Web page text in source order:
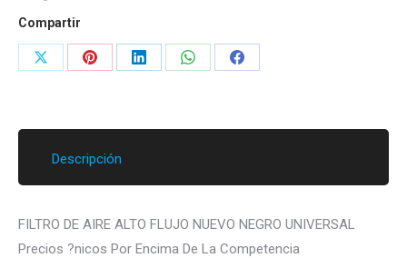
cantidad
Compartir
Share
Share
Share
Share
Share
Descripción
FILTRO DE AIRE ALTO FLUJO NUEVO NEGRO UNIVERSAL
Precios ?nicos Por Encima De La Competencia